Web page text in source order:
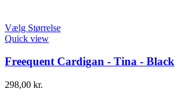
Vælg Størrelse
Quick view
Freequent Cardigan - Tina - Black
298,00 kr.